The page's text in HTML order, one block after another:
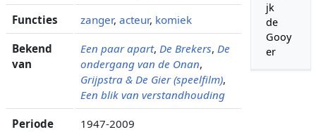
jk
de
Gooy
er
Functies zanger, acteur, komiek
Bekend
van
Een paar apart, De Brekers, De
ondergang van de Onan,
Grijpstra & De Gier (speelfilm),
Een blik van verstandhouding
Periode
1947-2009